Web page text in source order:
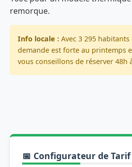
remorque.
Info locale : Avec 3 295
demande est forte au printemps
vous conseillons de réserver 48h
📅 Configurateur de Tarif